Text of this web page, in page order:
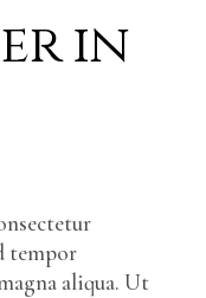
in
tempor
aliqua. Ut